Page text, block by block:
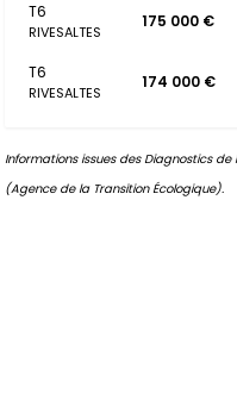
T6
RIVESALTES
175 000 €
T6
RIVESALTES
174 000 €
Informations issues des Diagnostics de
(Agence de la Transition Écologique).